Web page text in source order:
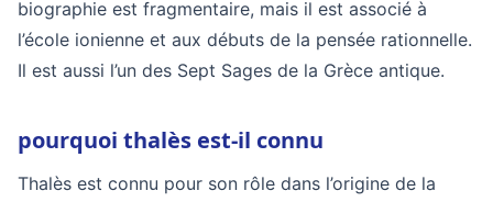
biographie est fragmentaire, mais il est associé à
l’école ionienne et aux débuts de la pensée rationnelle.
Il est aussi l’un des Sept Sages de la Grèce antique.
pourquoi thalès est-il connu
Thalès est connu pour son rôle dans l’origine de la